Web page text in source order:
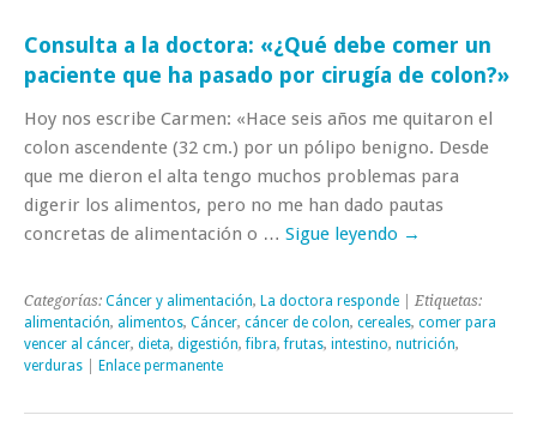
Consulta a la doctora: «¿Qué debe comer un
paciente que ha pasado por cirugía de colon?»
Hoy nos escribe Carmen: «Hace seis años me quitaron el
colon ascendente (32 cm.) por un pólipo benigno. Desde
que me dieron el alta tengo muchos problemas para
digerir los alimentos, pero no me han dado pautas
concretas de alimentación o … Sigue leyendo →
Categorías: Cáncer y alimentación, La doctora responde | Etiquetas:
alimentación, alimentos, Cáncer, cáncer de colon, cereales, comer para
vencer al cáncer, dieta, digestión,fibra,frutas, intestino, nutrición,
verduras
Enlace permanente